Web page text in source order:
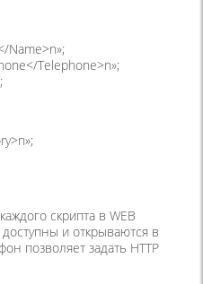
Name>n»;
Telephone>n»;
скрипта в WEB
и открываются в
позволяет задать HTTP